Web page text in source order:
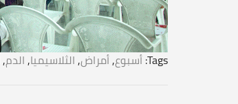
Tags: أسبوع,أمراض,الثلاسيميا,الدم,